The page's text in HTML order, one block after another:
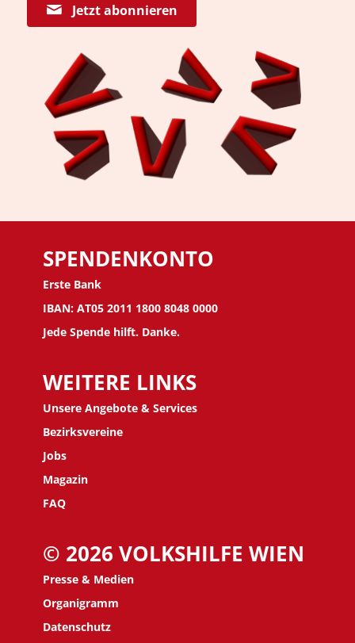
Jetzt abonnieren
SPENDENKONTO
Erste Bank
IBAN: AT05 2011 1800 8048 0000
Jede Spende hilft. Danke.
WEITERE LINKS
Unsere Angebote & Services
Bezirksvereine
Jobs
Magazin
FAQ
© 2026 VOLKSHILFE WIEN
Presse & Medien
Organigramm
Datenschutz